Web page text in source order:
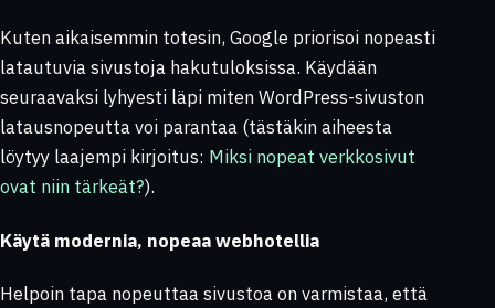
Kuten aikaisemmin totesin, Google priorisoi nopeasti
latautuvia sivustoja hakutuloksissa. Käydään
seuraavaksi lyhyesti läpi miten WordPress-sivuston
latausnopeutta voi parantaa (tästäkin aiheesta
löytyy laajempi kirjoitus: Miksi nopeat verkkosivut
ovat niin tärkeät?).
Käytä modernia, nopeaa webhotellia
Helpoin tapa nopeuttaa sivustoa on varmistaa, että